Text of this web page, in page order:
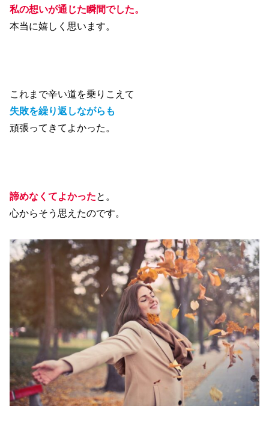
私の想いが通じた瞬間でした。
本当に嬉しく思います。
これまで辛い道を乗りこえて
失敗を繰り返しながらも
頑張ってきてよかった。
諦めなくてよかったと。
心からそう思えたのです。